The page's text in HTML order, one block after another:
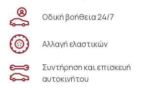
Οδική βοήθεια 24/7
Αλλαγή ελαστικών
Συντήρηση και επισκευή
αυτοκινήτου